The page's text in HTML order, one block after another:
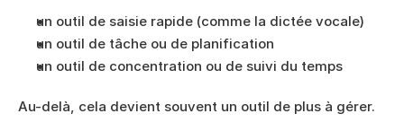
un outil de saisie rapide (comme la dictée vocale)
un outil de tâche ou de planification
un outil de concentration ou de suivi du temps
Au-delà, cela devient souvent un outil de plus à gérer.